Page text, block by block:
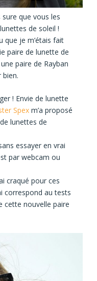
que vous les
de soleil !
que je m’étais fait
paire de lunette de
paire de Rayban
bien.
! Envie de lunette
Spex m’a proposé
lunettes de
essayer en vrai
par webcam ou
craqué pour ces
correspond au tests
cette nouvelle paire